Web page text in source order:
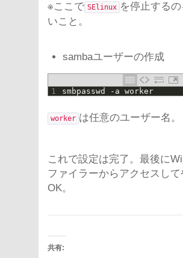
※ここで SElinux を停止する
いこと。
sambaユーザーの作成
1
smbpasswd - a worker
worker は任意のユーザー名。
これで設定は完了。最後に
ファイラーからアクセスし
OK。
共有: